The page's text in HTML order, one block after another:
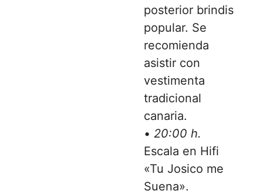
posterior brindis
popular. Se
recomienda
asistir con
vestimenta
tradicional
canaria.
• 20:00 h.
Escala en Hifi
«Tu Josico me
Suena».